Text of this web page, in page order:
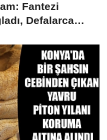
Fantezi
Defalarca